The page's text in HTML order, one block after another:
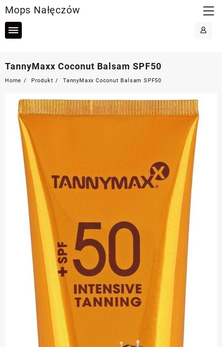
to
content
Mops Nałęczów
TannyMaxx Coconut Balsam SPF50
Home Produkt TannyMaxx Coconut Balsam SPF50